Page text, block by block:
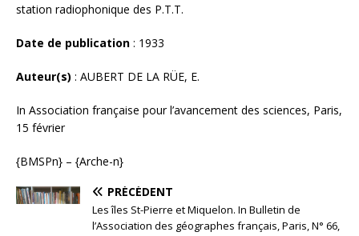
station radiophonique des P.T.T.
Date de publication : 1933
Auteur(s) : AUBERT DE LA RÜE, E.
In Association française pour l’avancement des sciences, Paris,
15 février
{BMSPn} – {Arche-n}
PRÉCÉDENT
Les îles St-Pierre et Miquelon. In Bulletin de
l’Association des géographes français, Paris, N° 66,